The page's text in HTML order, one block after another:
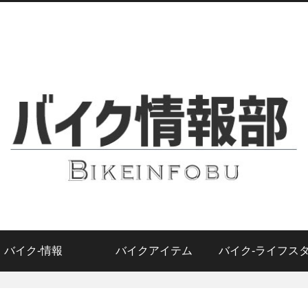
バイク-情報 バイクアイテム バイク-ライフス